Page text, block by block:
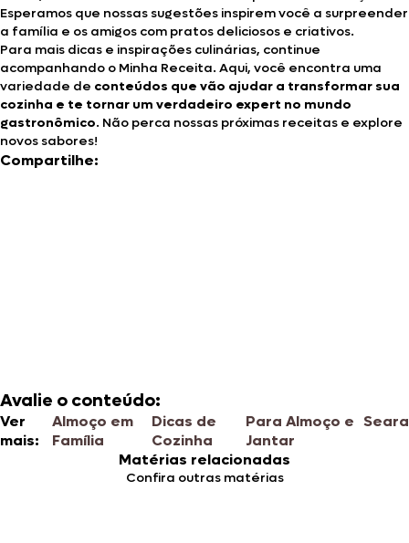
Esperamos que nossas sugestões inspirem você a surpreender
a família e os amigos com pratos deliciosos e criativos.
Para mais dicas e inspirações culinárias, continue
acompanhando o Minha Receita. Aqui, você encontra uma
variedade de conteúdos que vão ajudar a transformar sua
cozinha e te tornar um verdadeiro expert no mundo
gastronômico. Não perca nossas próximas receitas e explore
novos sabores!
Compartilhe:
Avalie o conteúdo:
Ver
mais:
Almoço em
Família
Dicas de
Cozinha
Para Almoço e
Jantar
Seara
Matérias relacionadas
Confira outras matérias